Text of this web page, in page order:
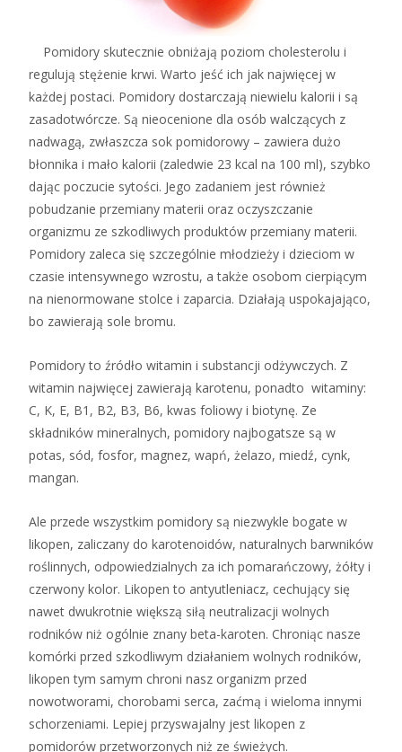
Pomidory skutecznie obniżają poziom cholesterolu i
regulują stężenie krwi. Warto jeść ich jak najwięcej w
każdej postaci. Pomidory dostarczają niewielu kalorii i są
zasadotwórcze. Są nieocenione dla osób walczących z
nadwagą, zwłaszcza sok pomidorowy – zawiera dużo
błonnika i mało kalorii (zaledwie 23 kcal na 100 ml), szybko
dając poczucie sytości. Jego zadaniem jest również
pobudzanie przemiany materii oraz oczyszczanie
organizmu ze szkodliwych produktów przemiany materii.
Pomidory zaleca się szczególnie młodzieży i dzieciom w
czasie intensywnego wzrostu, a także osobom cierpiącym
na nienormowane stolce i zaparcia. Działają uspokajająco,
bo zawierają sole bromu.
Pomidory to źródło witamin i substancji odżywczych. Z
witamin najwięcej zawierają karotenu, ponadto witaminy:
C, K, E, B1, B2, B3, B6, kwas foliowy i biotynę. Ze
składników mineralnych, pomidory najbogatsze są w
potas, sód, fosfor, magnez, wapń, żelazo, miedź, cynk,
mangan.
Ale przede wszystkim pomidory są niezwykle bogate w
likopen, zaliczany do karotenoidów, naturalnych barwników
roślinnych, odpowiedzialnych za ich pomarańczowy, żółty i
czerwony kolor. Likopen to antyutleniacz, cechujący się
nawet dwukrotnie większą siłą neutralizacji wolnych
rodników niż ogólnie znany beta-karoten. Chroniąc nasze
komórki przed szkodliwym działaniem wolnych rodników,
likopen tym samym chroni nasz organizm przed
nowotworami, chorobami serca, zaćmą i wieloma innymi
schorzeniami. Lepiej przyswajalny jest likopen z
pomidorów przetworzonych niż ze świeżych.